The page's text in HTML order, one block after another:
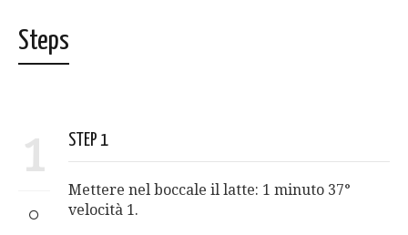
Steps
1 STEP 1
Mettere nel boccale il latte: 1 minuto 37°
velocità 1.